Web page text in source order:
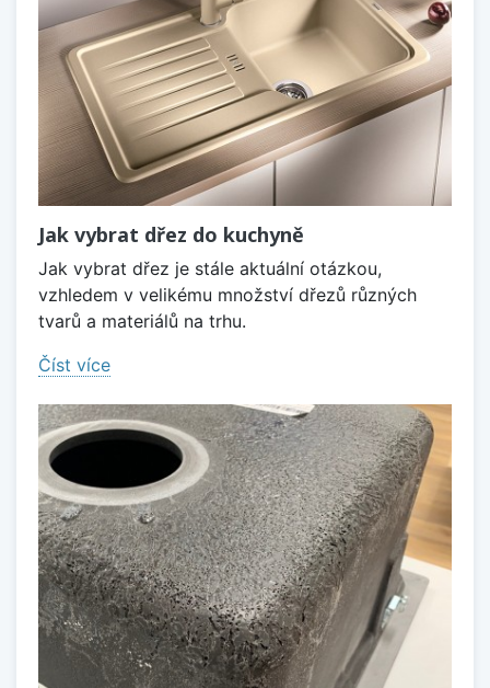
Jak vybrat dřez do kuchyně
Jak vybrat dřez je stále aktuální otázkou,
vzhledem v velikému množství dřezů různých
tvarů a materiálů na trhu.
Číst více